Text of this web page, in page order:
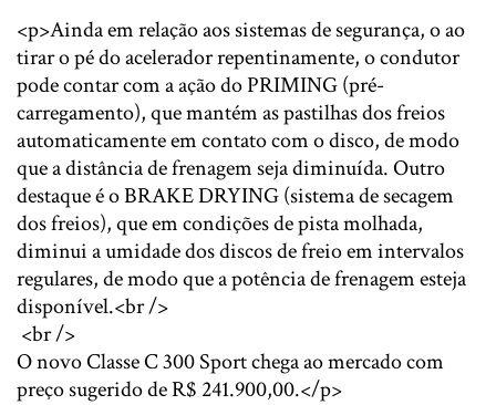
<p>Ainda em relação aos sistemas de segurança, o ao
tirar o pé do acelerador repentinamente, o condutor
pode contar com a ação do PRIMING (pré-
carregamento), que mantém as pastilhas dos freios
automaticamente em contato com o disco, de modo
que a distância de frenagem seja diminuída. Outro
destaque é o BRAKE DRYING (sistema de secagem
dos freios), que em condições de pista molhada,
diminui a umidade dos discos de freio em intervalos
regulares, de modo que a potência de frenagem esteja
disponível.<br />
<br />
O novo Classe C 300 Sport chega ao mercado com
preço sugerido de R$ 241.900,00.</p>